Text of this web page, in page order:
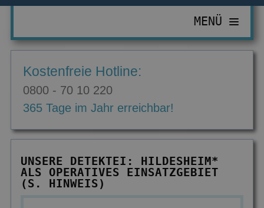
PRIVATDETEKTIV
Erbschaft & Erbanspruch
WIRTSCHAFTSDETEKTIV
ZUR ÜBERSICHT
Computerkriminalität
EINSATZGEBIETE
Düsseldorf
INFORMATIONEN
Aktuelles
MENÜ
Kostenfreie Hotline:
0800 - 70 10 220
365 Tage im Jahr erreichbar!
UNSERE DETEKTEI: HILDESHEIM*
ALS OPERATIVES EINSATZGEBIET
(S. HINWEIS)